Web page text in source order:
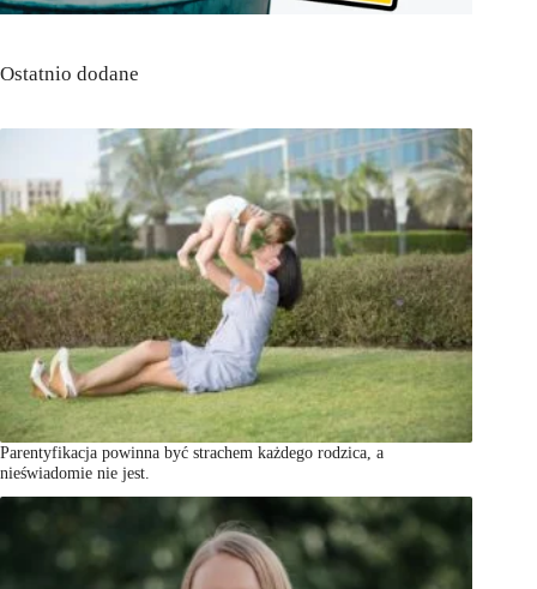
Ostatnio dodane
Parentyfikacja powinna być strachem każdego rodzica, a
nieświadomie nie jest.